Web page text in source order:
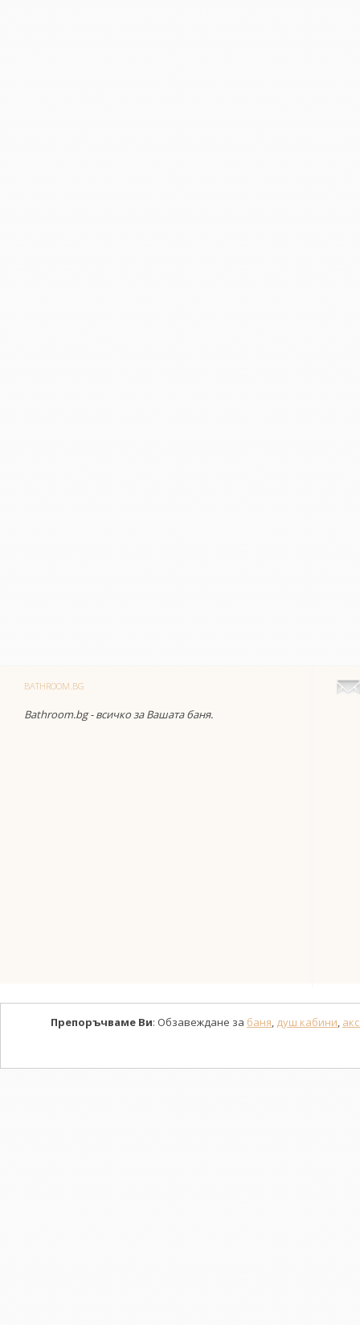
BATHROOM.BG
Bathroom.bg - всичко за Вашата баня.
Препоръчваме Ви: Обзавеждане за баня, душ кабини,